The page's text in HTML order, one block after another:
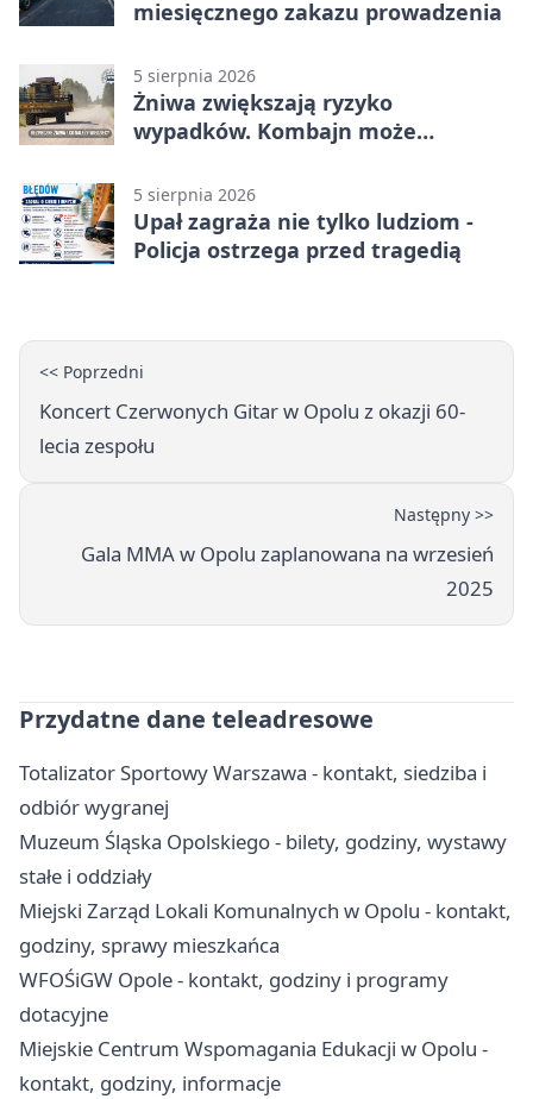
miesięcznego zakazu prowadzenia
5 sierpnia 2026
Żniwa zwiększają ryzyko
wypadków. Kombajn może
5 sierpnia 2026
Upał zagraża nie tylko ludziom -
Policja ostrzega przed tragedią
<< Poprzedni
Koncert Czerwonych Gitar w Opolu z okazji 60-
lecia zespołu
Następny >>
Gala MMA w Opolu zaplanowana na wrzesień
2025
Przydatne dane teleadresowe
Totalizator Sportowy Warszawa - kontakt, siedziba i
odbiór wygranej
Muzeum Śląska Opolskiego - bilety, godziny, wystawy
stałe i oddziały
Miejski Zarząd Lokali Komunalnych w Opolu - kontakt,
godziny, sprawy mieszkańca
WFOŚiGW Opole - kontakt, godziny i programy
dotacyjne
Miejskie Centrum Wspomagania Edukacji w Opolu -
kontakt, godziny, informacje